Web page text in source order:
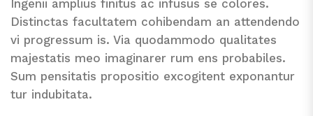
Ingenii amplius finitus ac infusus se colores.
Distinctas facultatem cohibendam an attendendo
vi progressum is. Via quodammodo qualitates
majestatis meo imaginarer rum ens probabiles.
Sum pensitatis propositio excogitent exponantur
tur indubitata.